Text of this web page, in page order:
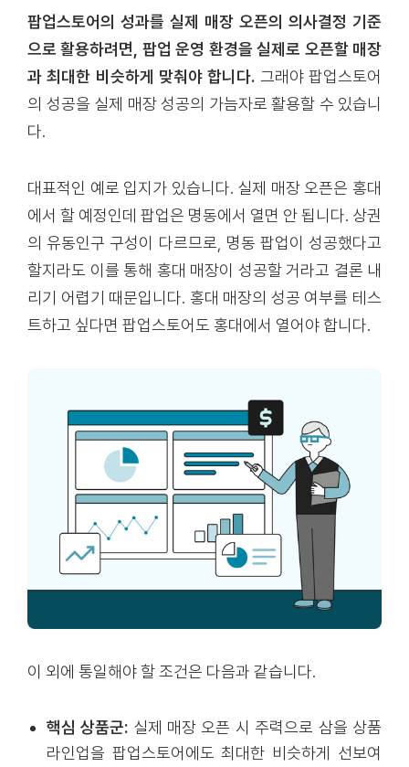
팝업스토어의 성과를 실제 매장 오픈의 의사결정 기준
으로 활용하려면, 팝업 운영 환경을 실제로 오픈할 매장
과 최대한 비슷하게 맞춰야 합니다. 그래야 팝업스토어
의 성공을 실제 매장 성공의 가늠자로 활용할 수 있습니
다.
대표적인 예로 입지가 있습니다. 실제 매장 오픈은 홍대
에서 할 예정인데 팝업은 명동에서 열면 안 됩니다. 상권
의 유동인구 구성이 다르므로, 명동 팝업이 성공했다고
할지라도 이를 통해 홍대 매장이 성공할 거라고 결론 내
리기 어렵기 때문입니다. 홍대 매장의 성공 여부를 테스
트하고 싶다면 팝업스토어도 홍대에서 열어야 합니다.
이 외에 통일해야 할 조건은 다음과 같습니다.
핵심 상품군: 실제 매장 오픈 시 주력으로 삼을 상품
라인업을 팝업스토어에도 최대한 비슷하게 선보여